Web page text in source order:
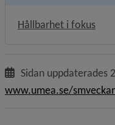
Hållbarhet i fokus
Sidan uppdaterades
www.umea.se/